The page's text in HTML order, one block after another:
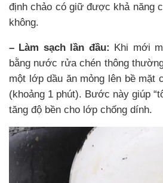
định chảo có giữ được khả năng
không.
– Làm sạch lần đầu: Khi mới
bằng nước rửa chén thông
một lớp dầu ăn mỏng lên bề mặt
(khoảng 1 phút). Bước này giúp
tăng độ bền cho lớp chống dính.